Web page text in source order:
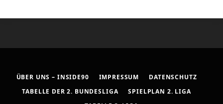
ÜBER UNS – INSIDE90 IMPRESSUM
DATENSCHUTZ
TABELLE DER 2. BUNDESLIGA
SPIELPLAN 2. LIGA